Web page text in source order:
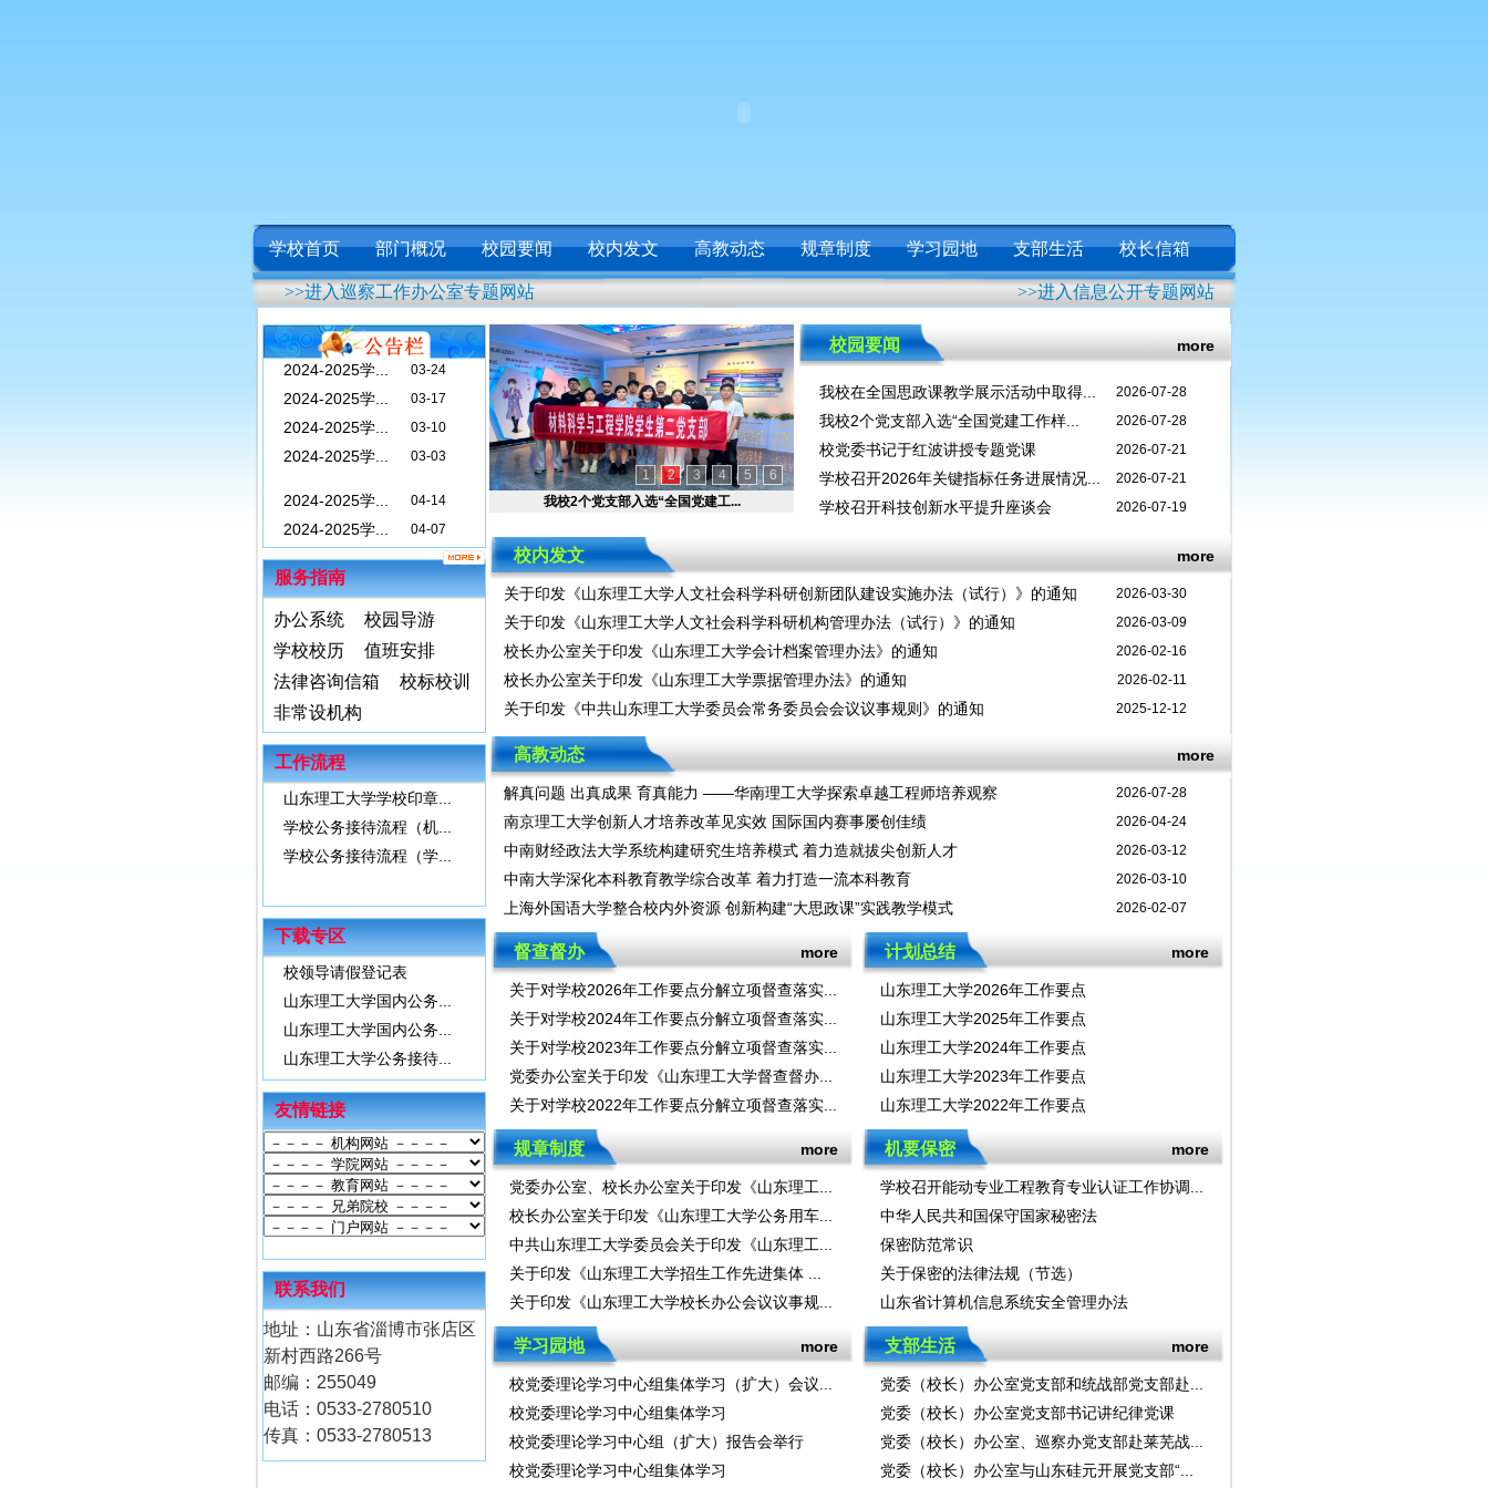
学校首页 部门概况 校园要闻 校内发文 高教动态 规章制度 学习园地 支部生活 校长信箱
>>进入巡察工作办公室专题网站 >>进入信息公开专题网站
2024-2025学... 04-14
2024-2025学... 04-07
2024-2025学... 03-24
2024-2025学... 03-17
2024-2025学... 03-10
2024-2025学... 03-03
2024-2025学... 04-14
2024-2025学... 04-07
2024-2025学... 03-24
2024-2025学... 03-17
2024-2025学... 03-10
2024-2025学... 03-03
服务指南
办公系统
校园导游
学校校历
值班安排
法律咨询信箱
校标校训
非常设机构
工作流程
山东理工大学学校印章...
学校公务接待流程（机...
学校公务接待流程（学...
下载专区
校领导请假登记表
山东理工大学国内公务...
山东理工大学国内公务...
山东理工大学公务接待...
友情链接
联系我们
地址：山东省淄博市张店区
新村西路266号
邮编：255049
电话：0533-2780510
传真：0533-2780513
1 2 3 4 5
6
我校2个党支部入选“全国党建工...
校园要闻 more
我校在全国思政课教学展示活动中取得... 2026-07-28
我校2个党支部入选“全国党建工作样... 2026-07-28
校党委书记于红波讲授专题党课 2026-07-21
学校召开2026年关键指标任务进展情况... 2026-07-21
学校召开科技创新水平提升座谈会 2026-07-19
校内发文 more
关于印发《山东理工大学人文社会科学科研创新团队建设实施办法（试行）》的通知 2026-03-30
关于印发《山东理工大学人文社会科学科研机构管理办法（试行）》的通知 2026-03-09
校长办公室关于印发《山东理工大学会计档案管理办法》的通知 2026-02-16
校长办公室关于印发《山东理工大学票据管理办法》的通知 2026-02-11
关于印发《中共山东理工大学委员会常务委员会会议议事规则》的通知 2025-12-12
高教动态 more
解真问题 出真成果 育真能力 ——华南理工大学探索卓越工程师培养观察 2026-07-28
南京理工大学创新人才培养改革见实效 国际国内赛事屡创佳绩 2026-04-24
中南财经政法大学系统构建研究生培养模式 着力造就拔尖创新人才 2026-03-12
中南大学深化本科教育教学综合改革 着力打造一流本科教育 2026-03-10
上海外国语大学整合校内外资源 创新构建“大思政课”实践教学模式 2026-02-07
督查督办 more
关于对学校2026年工作要点分解立项督查落实...
关于对学校2024年工作要点分解立项督查落实...
关于对学校2023年工作要点分解立项督查落实...
党委办公室关于印发《山东理工大学督查督办...
关于对学校2022年工作要点分解立项督查落实...
计划总结 more
山东理工大学2026年工作要点
山东理工大学2025年工作要点
山东理工大学2024年工作要点
山东理工大学2023年工作要点
山东理工大学2022年工作要点
规章制度 more
党委办公室、校长办公室关于印发《山东理工...
校长办公室关于印发《山东理工大学公务用车...
中共山东理工大学委员会关于印发《山东理工...
关于印发《山东理工大学招生工作先进集体 ...
关于印发《山东理工大学校长办公会议议事规...
机要保密 more
学校召开能动专业工程教育专业认证工作协调...
中华人民共和国保守国家秘密法
保密防范常识
关于保密的法律法规（节选）
山东省计算机信息系统安全管理办法
学习园地 more
校党委理论学习中心组集体学习（扩大）会议...
校党委理论学习中心组集体学习
校党委理论学习中心组（扩大）报告会举行
校党委理论学习中心组集体学习
支部生活 more
党委（校长）办公室党支部和统战部党支部赴...
党委（校长）办公室党支部书记讲纪律党课
党委（校长）办公室、巡察办党支部赴莱芜战...
党委（校长）办公室与山东硅元开展党支部“...